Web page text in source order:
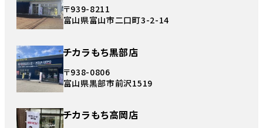
〒939-8211
富山県富山市二口町3-2-14
チカラもち黒部店
〒938-0806
富山県黒部市前沢1519
チカラもち高岡店